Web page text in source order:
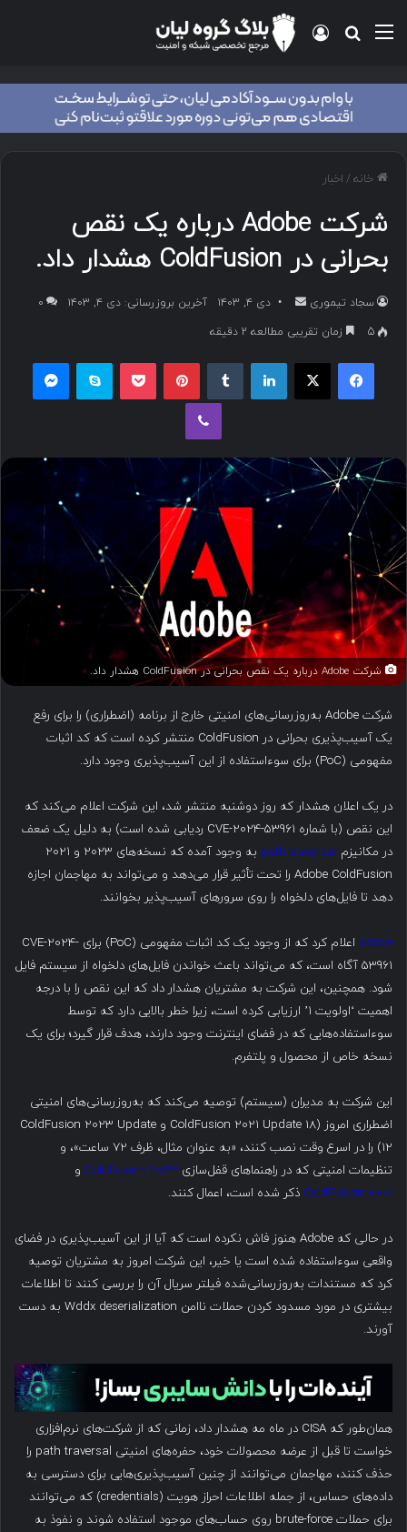
منو جستجو برای
ورود
خانه/ اخبار
شرکت Adobe درباره یک نقص
بحرانی در ColdFusion هشدار داد.
سجاد تیموری
ا
ا
دی ۴, ۱۴۰۳ آخرین بروزرسانی: دی ۴, ۱۴۰۳
۰
5
زمان تقریبی مطالعه 2 دقیقه
فیسبوک ایکس لینکداین پینتریست پاکت اسکایپ
وایبر
شرکت Adobe درباره یک نقص بحرانی در ColdFusion هشدار داد.
شرکت Adobe به‌روزرسانی‌های امنیتی خارج از برنامه (اضطراری) را برای رفع
یک آسیب‌پذیری بحرانی در ColdFusion منتشر کرده است که کد اثبات
مفهومی (PoC) برای سوءاستفاده از این آسیب‌پذیری وجود دارد.
در یک اعلان هشدار که روز دوشنبه منتشر شد، این شرکت اعلام می‌کند که
این نقص (با شماره CVE-2024-53961 ردیابی شده است) به دلیل یک ضعف
در مکانیزم path traversal
به وجود آمده که نسخه‌های ۲۰۲۳ و ۲۰۲۱
Adobe ColdFusion را تحت تأثیر قرار می‌دهد و می‌تواند به مهاجمان اجازه
دهد تا فایل‌های دلخواه را روی سرورهای آسیب‌پذیر بخوانند.
Adobe
اعلام کرد که از وجود یک کد اثبات مفهومی (PoC) برای CVE-2024-
53961 آگاه است، که می‌تواند باعث خواندن فایل‌های دلخواه از سیستم فایل
شود. همچنین، این شرکت به مشتریان هشدار داد که این نقص را با درجه
اهمیت ‘اولویت ۱’ ارزیابی کرده است، زیرا خطر بالایی دارد که توسط
سوءاستفاده‌هایی که در فضای اینترنت وجود دارند، هدف قرار گیرد؛ برای یک
نسخه خاص از محصول و پلتفرم.
این شرکت به مدیران (سیستم) توصیه می‌کند که به‌روزرسانی‌های امنیتی
اضطراری امروز (ColdFusion 2021 Update 18 و ColdFusion 2023 Update
12) را در اسرع وقت نصب کنند، «به عنوان مثال، ظرف ۷۲ ساعت»، و
تنظیمات امنیتی که در راهنماهای قفل‌سازی ColdFusion 2023 و
ColdFusion 2021 ذکر شده است، اعمال کنند.
در حالی که Adobe هنوز فاش نکرده است که آیا از این آسیب‌پذیری در فضای
واقعی سوءاستفاده شده است یا خیر، این شرکت امروز به مشتریان توصیه
کرد که مستندات به‌روزرسانی‌شده فیلتر سریال آن را بررسی کنند تا اطلاعات
بیشتری در مورد مسدود کردن حملات ناامن Wddx deserialization به دست
آورند.
همان‌طور که CISA در ماه مه هشدار داد، زمانی که از شرکت‌های نرم‌افزاری
خواست تا قبل از عرضه محصولات خود، حفره‌های امنیتی path traversal را
حذف کنند، مهاجمان می‌توانند از چنین آسیب‌پذیری‌هایی برای دسترسی به
داده‌های حساس، از جمله اطلاعات احراز هویت (credentials) که می‌توانند
برای حملات brute-force روی حساب‌های موجود استفاده شوند و نفوذ به